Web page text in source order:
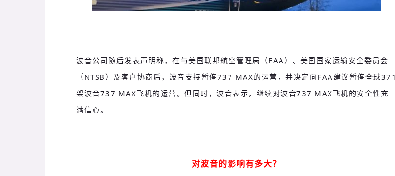
波音公司随后发表声明称，在与美国联邦航空管理局（FAA）、美国国家运输安全委员会
（NTSB）及客户协商后，波音支持暂停737 MAX的运营，并决定向FAA建议暂停全球371
架波音737 MAX飞机的运营。但同时，波音表示，继续对波音737 MAX飞机的安全性充
满信心。
对波音的影响有多大？